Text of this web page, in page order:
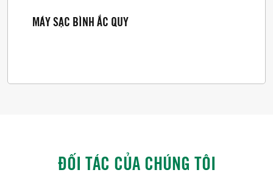
MÁY SẠC BÌNH ẮC QUY
ĐỐI TÁC CỦA CHÚNG TÔI